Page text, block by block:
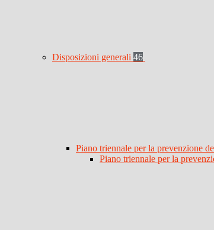
Disposizioni generali 46
Piano triennale per la prevenzione
Piano triennale per la